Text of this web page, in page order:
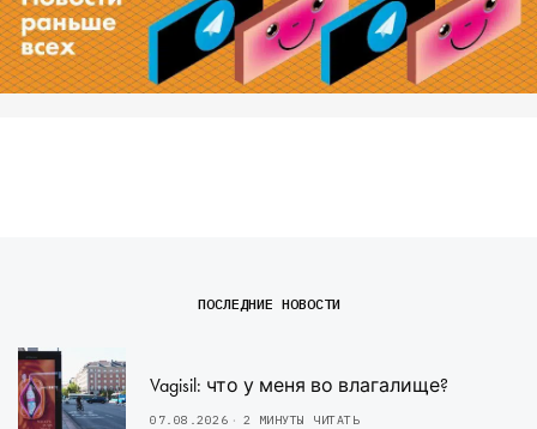
ПОСЛЕДНИЕ НОВОСТИ
Vagisil: что у меня во влагалище?
07.08.2026 2 МИНУТЫ ЧИТАТЬ